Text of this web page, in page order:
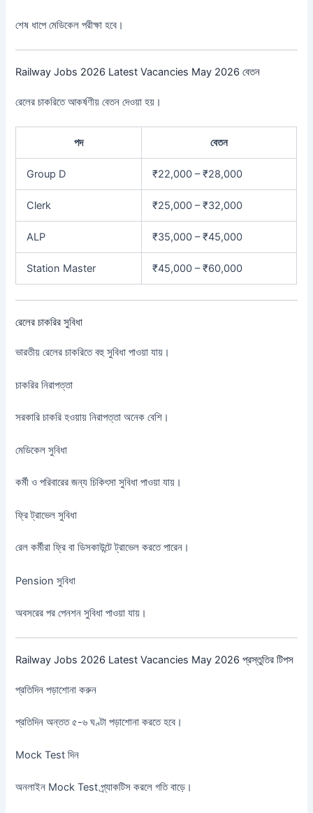
শেষ ধাপে মেডিকেল পরীক্ষা হবে।
Railway Jobs 2026 Latest Vacancies May 2026 বেতন
রেলের চাকরিতে আকর্ষণীয় বেতন দেওয়া হয়।
পদ বেতন
Group D ₹22,000 – ₹28,000
Clerk ₹25,000 – ₹32,000
ALP ₹35,000 – ₹45,000
Station Master ₹45,000 – ₹60,000
রেলের চাকরির সুবিধা
ভারতীয় রেলের চাকরিতে বহু সুবিধা পাওয়া যায়।
চাকরির নিরাপত্তা
সরকারি চাকরি হওয়ায় নিরাপত্তা অনেক বেশি।
মেডিকেল সুবিধা
কর্মী ও পরিবারের জন্য চিকিৎসা সুবিধা পাওয়া যায়।
ফ্রি ট্রাভেল সুবিধা
রেল কর্মীরা ফ্রি বা ডিসকাউন্টে ট্রাভেল করতে পারেন।
Pension সুবিধা
অবসরের পর পেনশন সুবিধা পাওয়া যায়।
Railway Jobs 2026 Latest Vacancies May 2026 প্রস্তুতির টিপস
প্রতিদিন পড়াশোনা করুন
প্রতিদিন অন্তত ৫-৬ ঘণ্টা পড়াশোনা করতে হবে।
Mock Test দিন
অনলাইন Mock Test প্র্যাকটিস করলে গতি বাড়ে।